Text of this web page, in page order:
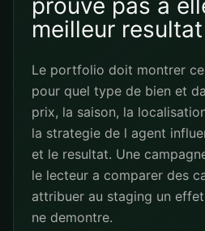
prouve pas a
meilleur
Le portfolio doit montrer
pour quel type de bien et
prix, la saison, la
la strategie de l agent
et le resultat. Une
le lecteur a comparer des
attribuer au staging un
ne demontre.